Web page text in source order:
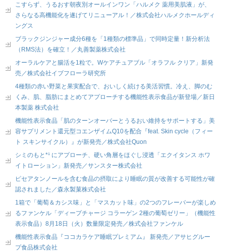
こすらず、うるおす朝夜別オールインワン「ハルメク 薬用美肌液」が、
さらなる高機能化を遂げてリニューアル！／株式会社ハルメクホールディ
ングス
ブラックジンジャー成分6種を「1種類の標準品」で同時定量！新分析法
（RMS法）を確立！／丸善製薬株式会社
オーラルケアと腸活を1粒で。Wケアチュアブル「オラフル クリア」新発
売／株式会社イブフローラ研究所
4種類の赤い野菜と果実配合で、おいしく続ける美活習慣。冷え、脚のむ
くみ、肌、脂肪にまとめてアプローチする機能性表示食品が新登場／新日
本製薬 株式会社
機能性表示食品「肌のターンオーバーとうるおい維持をサポートする」美
容サプリメント還元型コエンザイムQ10を配合『feat. Skin cycle（フィー
ト スキンサイクル）』が新発売／株式会社Quon
シミのもと*¹ にアプローチ、硬い角層をほぐし浸透「エクイタンス ホワ
イトローション」新発売／サンスター株式会社
ピセアタンノールを含む食品の摂取により睡眠の質が改善する可能性が確
認されました／森永製菓株式会社
1箱で「葡萄＆カシス味」と「マスカット味」の2つのフレーバーが楽しめ
るファンケル「ディープチャージ コラーゲン 2種の葡萄ゼリー」（機能性
表示食品）8月18日（火）数量限定発売／株式会社ファンケル
機能性表示食品『ココカラケア睡眠プレミアム』 新発売／アサヒグルー
プ食品株式会社